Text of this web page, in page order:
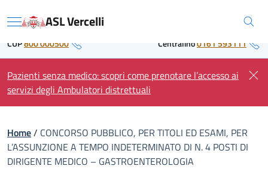
to Regione Piemonte
Menu ASL Vercelli
CUP800 000500 Centralino0161 593111
Pazienti senza medico: scopri come prenotare l’accesso ai
servizi degli Ambulatori distrettuali
Home/ CONCORSO PUBBLICO, PER TITOLI ED ESAMI, PER
L’ASSUNZIONE A TEMPO INDETERMINATO DI N. 4 POSTI DI
DIRIGENTE MEDICO – GASTROENTEROLOGIA